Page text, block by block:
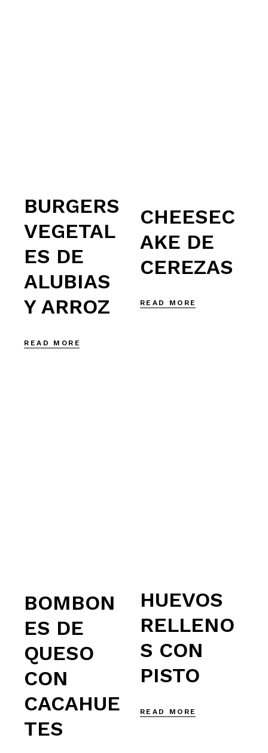
BURGERS
VEGETAL
ES DE
ALUBIAS
Y ARROZ
READ MORE
CHEESEC
AKE DE
CEREZAS
READ MORE
BOMBON
ES DE
QUESO
CON
CACAHUE
TES
HUEVOS
RELLENO
S CON
PISTO
READ MORE